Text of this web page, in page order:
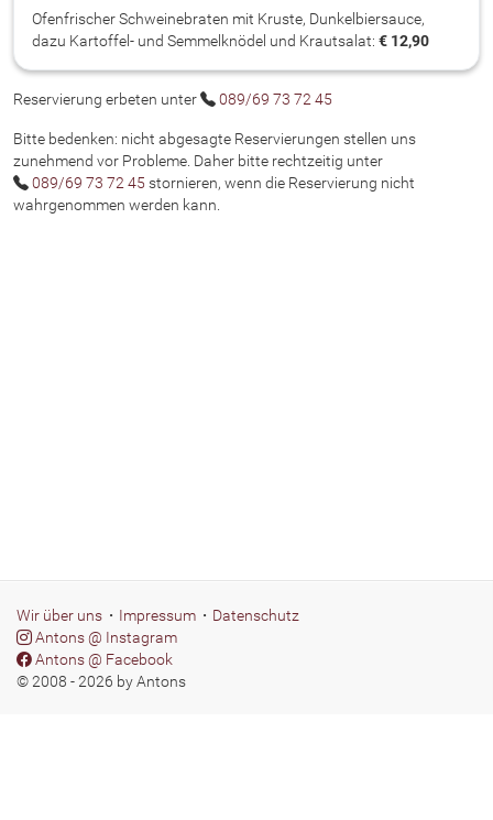
Ofenfrischer Schweinebraten mit Kruste, Dunkelbiersauce,
dazu Kartoffel- und Semmelknödel und Krautsalat: € 12,90
Reservierung erbeten unter Telefon
089/69 73 72 45
Bitte bedenken: nicht abgesagte Reservierungen stellen uns
zunehmend vor Probleme. Daher bitte rechtzeitig unter
Telefon
089/69 73 72 45 stornieren, wenn die Reservierung nicht
wahrgenommen werden kann.
Wir über uns Impressum
Datenschutz
Instagram
Antons @ Instagram
Facebook
Antons @ Facebook
© 2008 - 2026 by Antons